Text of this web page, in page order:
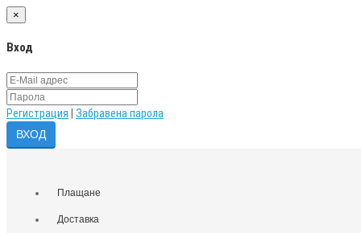
×
Вход
Регистрация Забравена парола
Плащане
Доставка